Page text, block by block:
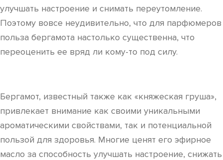
улучшать настроение и снимать переутомление.
Поэтому вовсе неудивительно, что для парфюмеров
польза бергамота настолько существенна, что
переоценить ее вряд ли кому-то под силу.
Бергамот, известный также как «княжеская груша»,
привлекает внимание как своими уникальными
ароматическими свойствами, так и потенциальной
пользой для здоровья. Многие ценят его эфирное
масло за способность улучшать настроение, снижать